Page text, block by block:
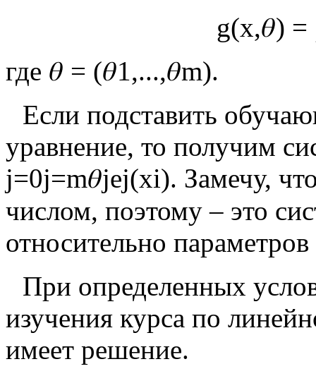
g(x,𝜃) =
где 𝜃 = (𝜃1,...,𝜃m).
Если подставить
уравнение, то получим
j=0j=m𝜃jej(xi). Замечу,
числом, поэтому – это
относительно параметров
При определенных
изучения курса по
имеет решение.